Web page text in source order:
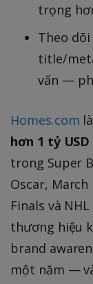
trọng
Theo
title/
vấn —
Homes.com
hơn 1 tỷ
trong Super
Oscar, March
Finals và
thương hiệu
brand
một năm —